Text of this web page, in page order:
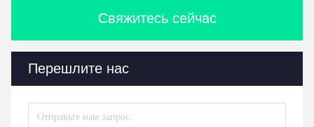
Свяжитесь сейчас
Перешлите нас